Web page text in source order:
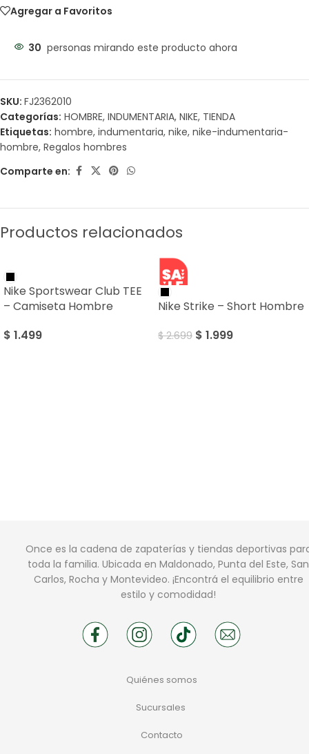
Agregar a Favoritos
30 personas mirando este producto ahora
SKU: FJ2362010
Categorías: HOMBRE, INDUMENTARIA, NIKE, TIENDA
Etiquetas: hombre, indumentaria, nike, nike-indumentaria-
hombre, Regalos hombres
Comparte en:
Productos relacionados
Nike Sportswear Club TEE
– Camiseta Hombre
$ 1.499
SALE
Nike Strike – Short Hombre
$2.699 $ 1.999
Once es la cadena de zapaterías y tiendas deportivas
toda la familia. Ubicada en Maldonado, Punta del Este, San
Carlos, Rocha y Montevideo. ¡Encontrá el equilibrio entre
estilo y comodidad!
Quiénes somos
Sucursales
Contacto